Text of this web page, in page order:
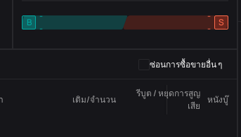
B
-
-
S
-
-
ซ่อนการซื้อขายอื่น ๆ
เติม/จำนวน
รีบูต / หยุดการสูญ
เสีย
หนังบู๊